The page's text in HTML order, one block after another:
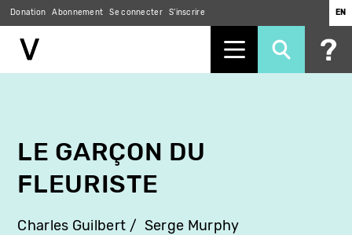
Donation Abonnement Se connecter S'inscrire EN
LE GARÇON DU
FLEURISTE
Charles Guilbert Serge Murphy